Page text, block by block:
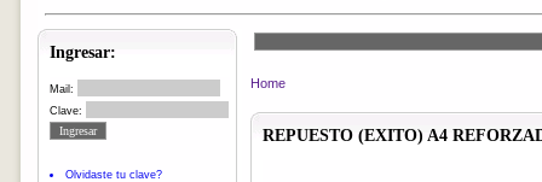
Ingresar:
Mail:
Clave:
Olvidaste tu clave?
Home
REPUESTO (EXITO) A4